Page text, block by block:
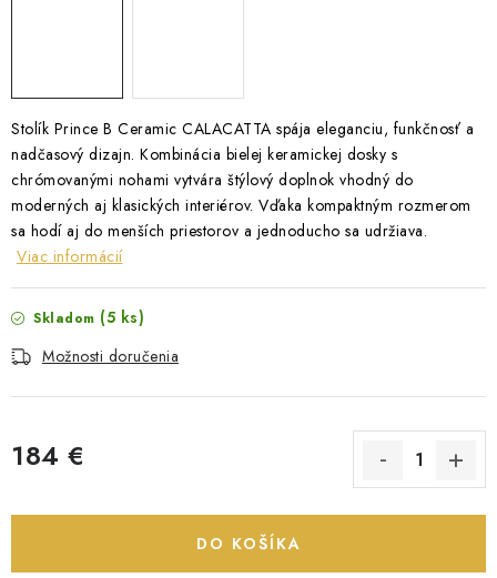
FAQ - NAJČASTEJŠIE OTÁZKY
Všeobecné obchodné podmienky
Reklamácia vrátenie tovaru
Kontakty
Stolík Prince B Ceramic CALACATTA spája eleganciu, funkčnosť a
nadčasový dizajn. Kombinácia bielej keramickej dosky s
chrómovanými nohami vytvára štýlový doplnok vhodný do
moderných aj klasických interiérov. Vďaka kompaktným rozmerom
sa hodí aj do menších priestorov a jednoducho sa udržiava.
Viac informácií
Skladom (5 ks)
Možnosti doručenia
184 €
DO KOŠÍKA